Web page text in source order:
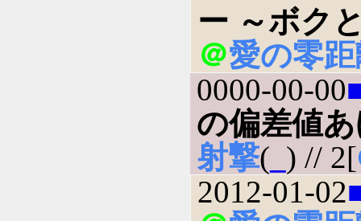
ー ～ボク
＠愛の零
0000-00-00
の偏差値
射撃( ) // 2[
2012-01-02